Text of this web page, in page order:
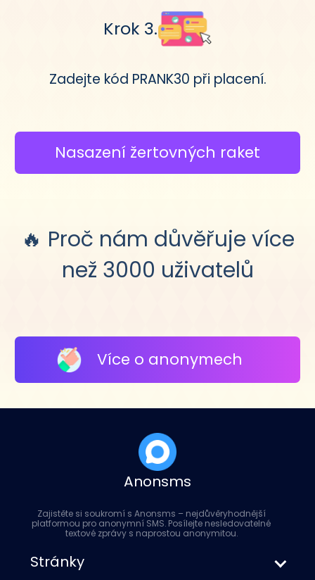
Krok 3.
Zadejte kód PRANK30 při placení.
Nasazení žertovných raket
🔥 Proč nám důvěřuje více
než 3000 uživatelů
Více o anonymech
Anonsms
Zajistěte si soukromí s Anonsms – nejdůvěryhodnější
platformou pro anonymní SMS. Posílejte nesledovatelné
textové zprávy s naprostou anonymitou.
Stránky